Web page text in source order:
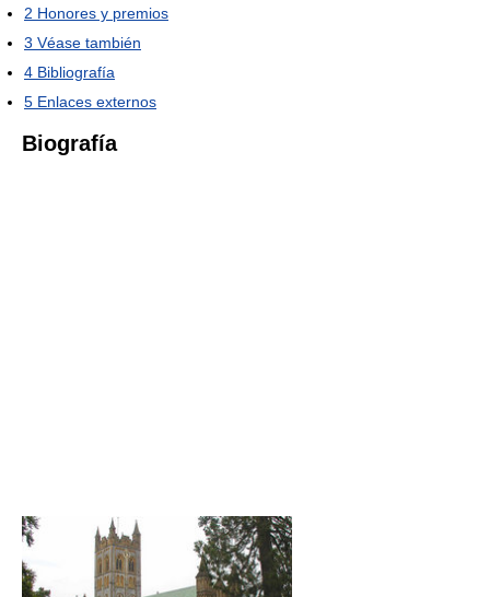
2 Honores y premios
3 Véase también
4 Bibliografía
5 Enlaces externos
Biografía